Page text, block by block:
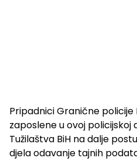
Pripadnici Granične policije
zaposlene u ovoj policijskoj
Tužilaštva BiH na dalje
djela odavanje tajnih